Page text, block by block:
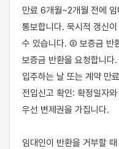
만료 6개월~2개월 전에
통보합니다. 묵시적 갱신
수 있습니다. ② 보증금 반
보증금 반환을 요청합니다
입주하는 날 또는 계약 만
전입신고 확인: 확정일자
우선 변제권을 가집니다.
임대인이 반환을 거부할